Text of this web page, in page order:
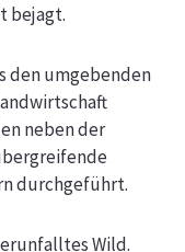
bejagt.
den umgebenden
neben der
durchgeführt.
Wild.